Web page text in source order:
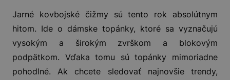
Jarné kovbojské čižmy sú tento rok absolútnym
hitom. Ide o dámske topánky, ktoré sa vyznačujú
vysokým a širokým zvrškom a blokovým
podpätkom. Vďaka tomu sú topánky mimoriadne
pohodlné. Ak chcete sledovať najnovšie trendy,